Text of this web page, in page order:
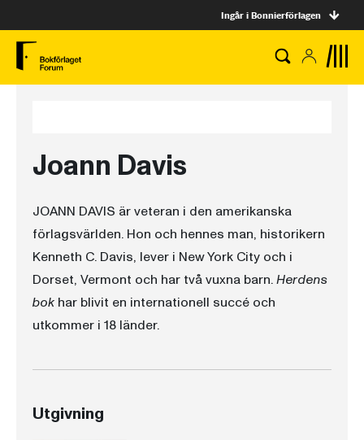
Ingår i Bonnierförlagen
Joann Davis
JOANN DAVIS är veteran i den amerikanska
förlagsvärlden. Hon och hennes man, historikern
Kenneth C. Davis, lever i New York City och i
Dorset, Vermont och har två vuxna barn.Herdens
bok har blivit en internationell succé och
utkommer i 18 länder.
Utgivning